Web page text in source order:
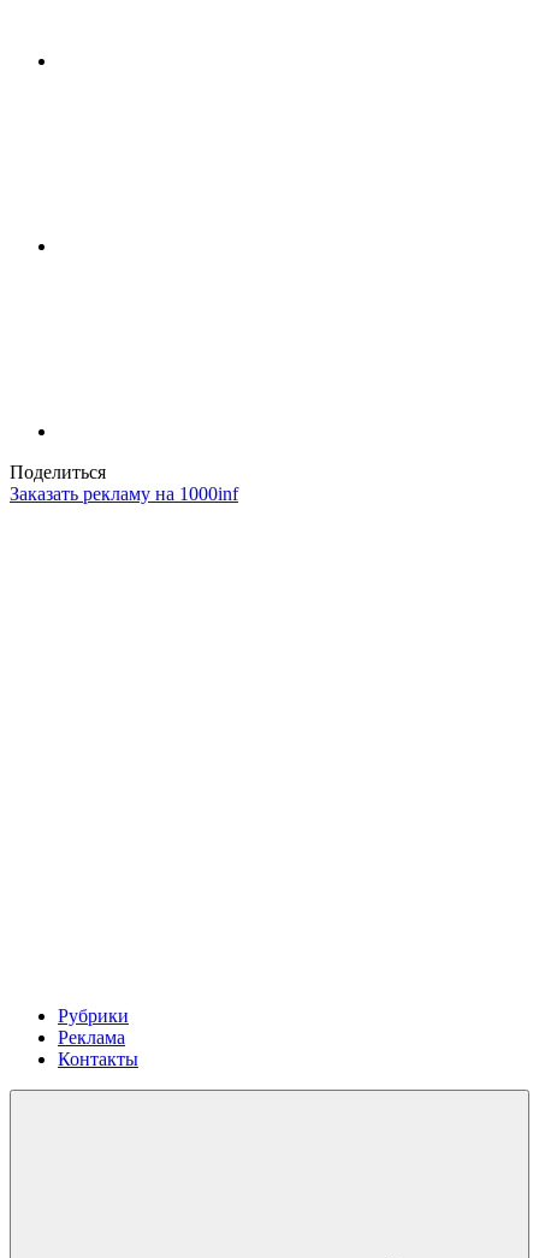
Поделиться
Заказать рекламу на 1000inf
Рубрики
Реклама
Контакты